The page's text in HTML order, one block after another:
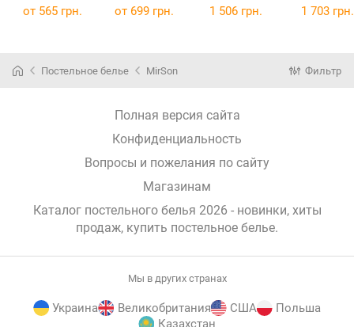
Annunziata 200
Annunziata 220
білизни
білизни
от 565 грн. от 699 грн. 1 506 грн. 1 703 грн.
Постельное белье MirSon Фильтр
Полная версия сайта
Конфиденциальность
Вопросы и пожелания по сайту
Магазинам
Каталог постельного белья 2026 - новинки, хиты
продаж, купить постельное белье.
Мы в других странах
Украина Великобритания США
Польша
Казахстан